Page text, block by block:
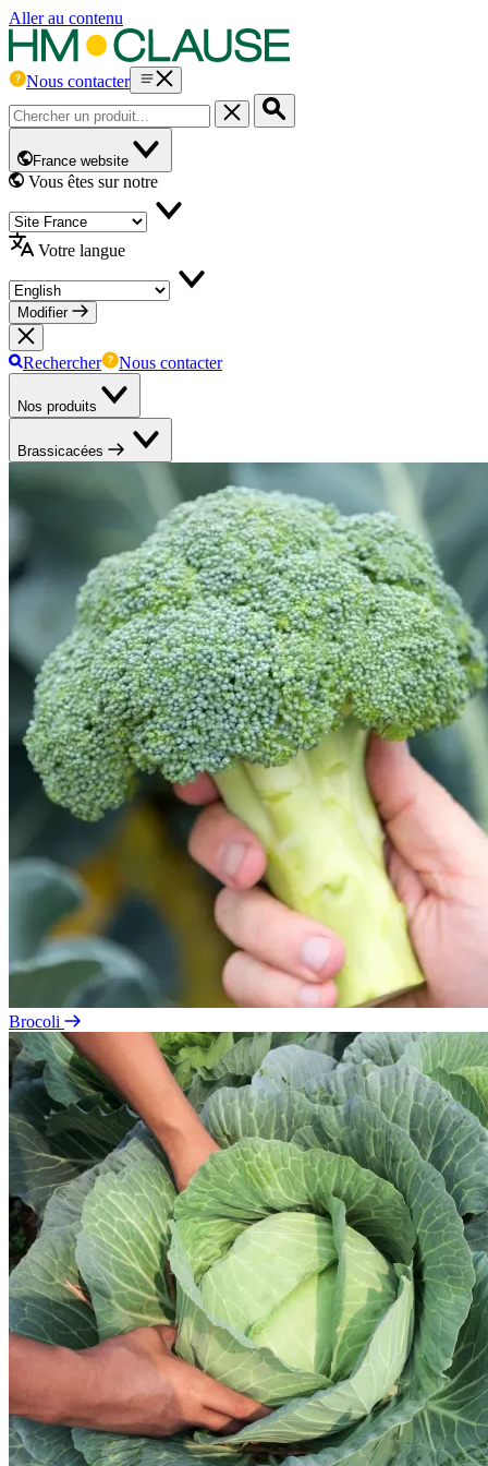
Aller au contenu
Nous contacter
France website
Vous êtes sur notre
Votre langue
Modifier
Rechercher Nous contacter
Nos produits
Brassicacées
Brocoli